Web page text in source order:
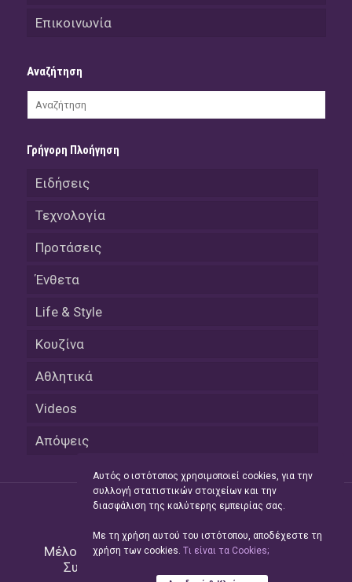
Επικοινωνία
Αναζήτηση
Γρήγορη Πλοήγηση
Ειδήσεις
Τεχνολογία
Προτάσεις
Ένθετα
Life & Style
Κουζίνα
Αθλητικά
Videos
Απόψεις
Μέλος του Δικτύου τηςHellas Press Media
Συντήρηση και Ανάπτυξη
Αυτός ο ιστότοπος χρησιμοποιεί cookies, για την
συλλογή στατιστικών στοιχείων και την
διασφάλιση της καλύτερης εμπειρίας σας.
Με τη χρήση αυτού του ιστότοπου, αποδέχεστε τη
χρήση των cookies. Tι είναι τα Cookies;